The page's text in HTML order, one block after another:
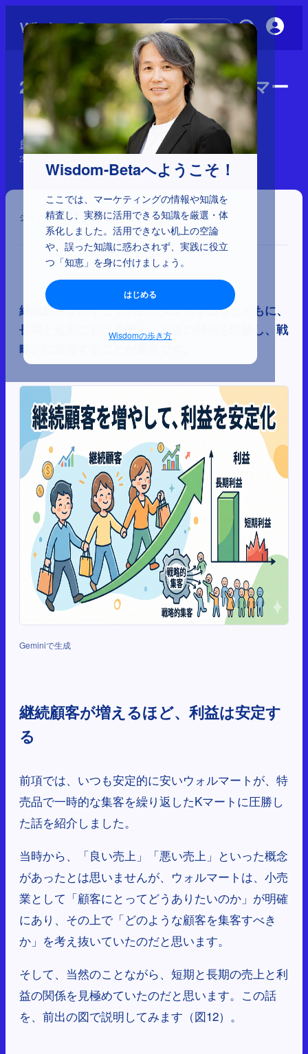
Wisdom-Betaへようこそ！
ここでは、マーケティングの情報や知識を
精査し、実務に活用できる知識を厳選・体
系化しました。活用できない机上の空論
や、誤った知識に惑わされず、実践に役立
つ「知恵」を身に付けましょう。
はじめる
Wisdomの歩き方
初めての方へ
2-6-11：鉄板焼き店とウォルマー
トからの学び
良い売上、悪い売上
2026年6月23日
シェア
継続顧客を増やして利益の安定化を図るとともに、
長期と短期における売上・利益の関係を理解し、戦
略的に集客することが重要です。
Geminiで生成
継続顧客が増えるほど、利益は安定す
る
前項では、いつも安定的に安いウォルマートが、特
売品で一時的な集客を繰り返したKマートに圧勝し
た話を紹介しました。
当時から、「良い売上」「悪い売上」といった概念
があったとは思いませんが、ウォルマートは、小売
業として「顧客にとってどうありたいのか」が明確
にあり、その上で「どのような顧客を集客すべき
か」を考え抜いていたのだと思います。
そして、当然のことながら、短期と長期の売上と利
益の関係を見極めていたのだと思います。この話
を、前出の図で説明してみます（図12）。